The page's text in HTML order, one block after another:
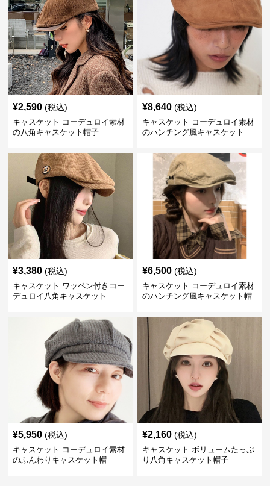
¥2,590 (税込)
キャスケット コーデュロイ素材
の八角キャスケット帽子
¥8,640 (税込)
キャスケット コーデュロイ素材
のハンチング風キャスケット
¥3,380 (税込)
キャスケット ワッペン付きコー
デュロイ八角キャスケット
¥6,500 (税込)
キャスケット コーデュロイ素材
のハンチング風キャスケット帽
¥5,950 (税込)
キャスケット コーデュロイ素材
のふんわりキャスケット帽
¥2,160 (税込)
キャスケット ボリュームたっぷ
り八角キャスケット帽子